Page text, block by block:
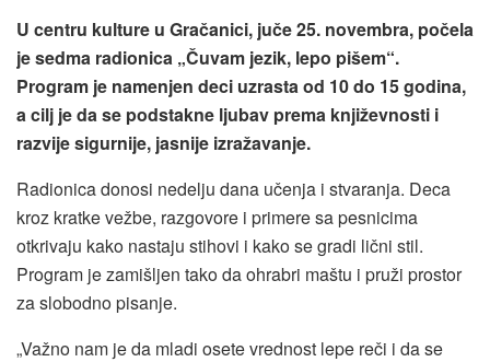
U centru kulture u Gračanici, juče 25. novembra, počela
je sedma radionica „Čuvam jezik, lepo pišem“.
Program je namenjen deci uzrasta od 10 do 15 godina,
a cilj je da se podstakne ljubav prema književnosti i
razvije sigurnije, jasnije izražavanje.
Radionica donosi nedelju dana učenja i stvaranja. Deca
kroz kratke vežbe, razgovore i primere sa pesnicima
otkrivaju kako nastaju stihovi i kako se gradi lični stil.
Program je zamišljen tako da ohrabri maštu i pruži prostor
za slobodno pisanje.
„Važno nam je da mladi osete vrednost lepe reči i da se